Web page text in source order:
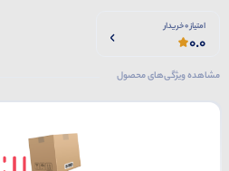
امتیاز 0 خریدار
0.0
مشاهده ویژگی‌های محصول